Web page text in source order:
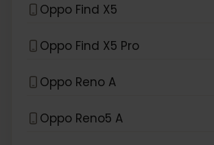
Oppo Find X5
Oppo Find X5 Pro
Oppo Reno A
Oppo Reno5 A